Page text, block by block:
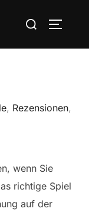
Suchen
, Rezensionen,
wenn Sie
richtige Spiel
auf der